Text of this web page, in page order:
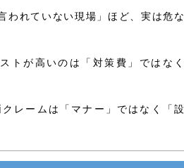
われていない現場」ほど、実は危な
トが高いのは「対策費」ではなく
レームは「マナー」ではなく「設